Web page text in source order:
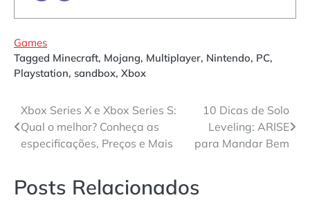
Games
Tagged Minecraft, Mojang, Multiplayer, Nintendo, PC,
Playstation, sandbox, Xbox
Navegação
de
Xbox Series X e Xbox Series S:
Qual o melhor? Conheça as
especificações, Preços e Mais
10 Dicas de Solo
Leveling: ARISE
para Mandar Bem
Posts Relacionados